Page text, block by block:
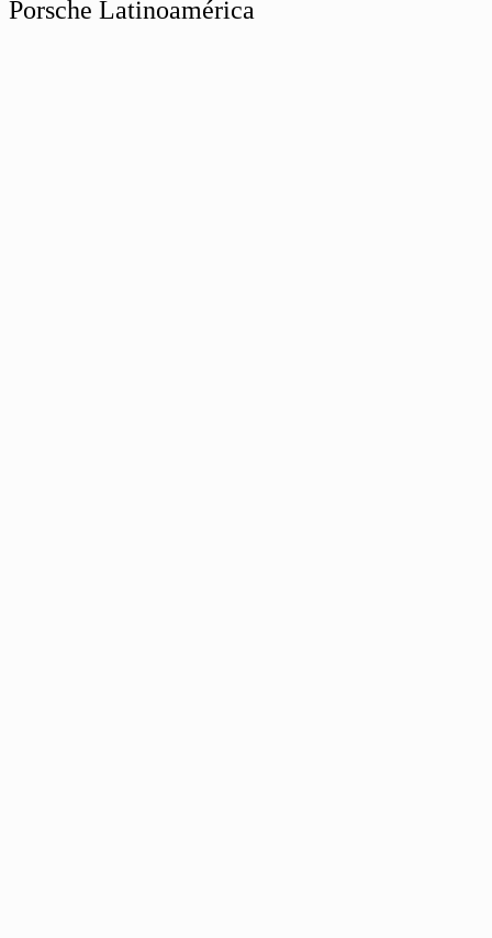
Porsche Latinoamérica